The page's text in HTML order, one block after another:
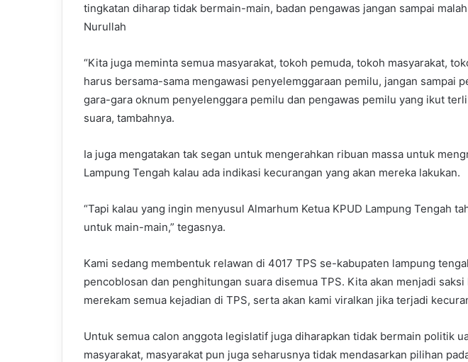
tingkatan diharap tidak bermain-main, badan pengawas jangan sampai
Nurullah
“Kita juga meminta semua masyarakat, tokoh pemuda, tokoh masyarakat,
harus bersama-sama mengawasi penyelemggaraan pemilu, jangan sampai
gara-gara oknum penyelenggara pemilu dan pengawas pemilu yang ikut
suara, tambahnya.
Ia juga mengatakan tak segan untuk mengerahkan ribuan massa untuk
Lampung Tengah kalau ada indikasi kecurangan yang akan mereka lakukan.
“Tapi kalau yang ingin menyusul Almarhum Ketua KPUD Lampung Tengah
untuk main-main,” tegasnya.
Kami sedang membentuk relawan di 4017 TPS se-kabupaten lampung
pencoblosan dan penghitungan suara disemua TPS. Kita akan menjadi
merekam semua kejadian di TPS, serta akan kami viralkan jika terjadi
Untuk semua calon anggota legislatif juga diharapkan tidak bermain politik
masyarakat, masyarakat pun juga seharusnya tidak mendasarkan pilihan